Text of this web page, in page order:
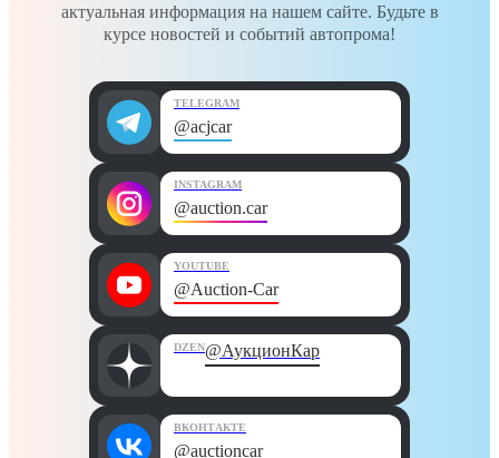
актуальная информация на нашем сайте. Будьте в
курсе новостей и событий автопрома!
TELEGRAM
@acjcar
INSTAGRAM
@auction.car
YOUTUBE
@Auction-Car
DZEN@АукционКар
ВКОНТАКТЕ
@auctioncar